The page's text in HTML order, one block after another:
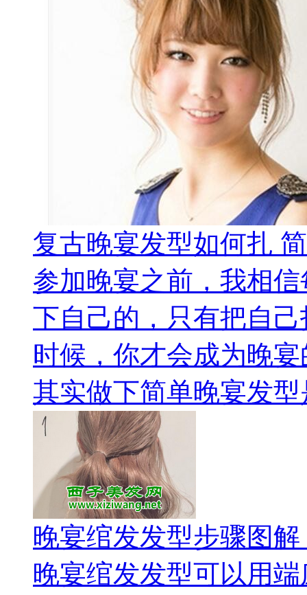
复古晚宴发型如何扎
参加晚宴之前，我相
下自己的，只有把自
时候，你才会成为晚
其实做下简单晚宴发
晚宴绾发发型步骤图
晚宴绾发发型可以用